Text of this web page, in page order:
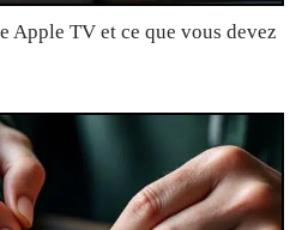
Apple TV et ce que vous devez